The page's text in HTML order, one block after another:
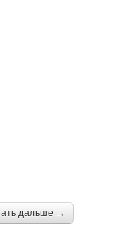
дальше →